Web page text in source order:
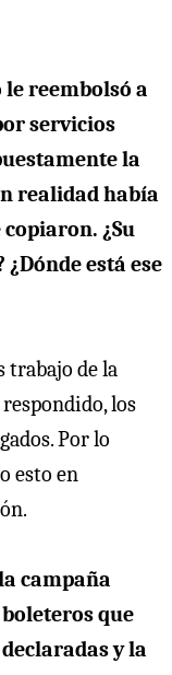
le reembolsó a
servicios
la
realidad había
¿Su
está ese
trabajo de la
los
Por lo
esto en
campaña
que
y la